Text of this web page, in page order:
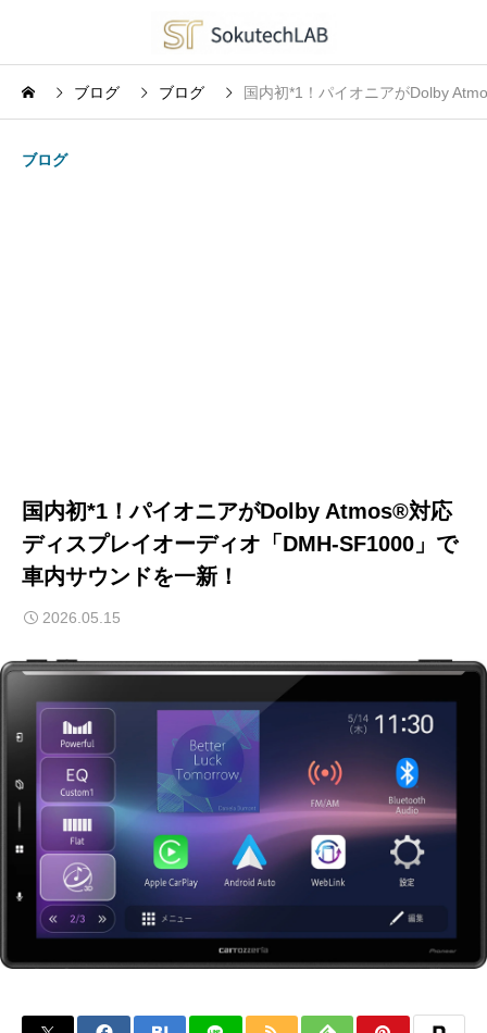
ブログ ブログ 国内初*1！パイオニアがDolby
ブログ
国内初*1！パイオニアがDolby Atmos®対応
ディスプレイオーディオ「DMH-SF1000」で
車内サウンドを一新！
2026.05.15